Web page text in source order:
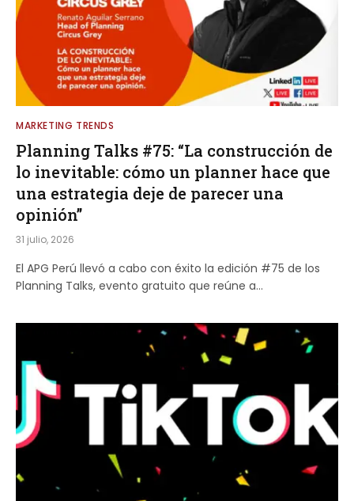
MARKETING TRENDS
Planning Talks #75: “La construcción de
lo inevitable: cómo un planner hace que
una estrategia deje de parecer una
opinión”
31 julio, 2026
El APG Perú llevó a cabo con éxito la edición #75 de los
Planning Talks, evento gratuito que reúne a…